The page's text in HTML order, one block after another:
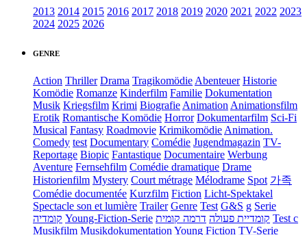
2013 2014 2015 2016 2017 2018 2019 2020 2021 2022 2023
2024 2025 2026
GENRE
Action Thriller Drama TragikomödieAbenteuer Historie
Komödie Romanze Kinderfilm Familie Dokumentation
Musik Kriegsfilm Krimi BiografieAnimationAnimationsfilm
Erotik Romantische Komödie Horror Dokumentarfilm Sci-Fi
Musical Fantasy Roadmovie KrimikomödieAnimation.
Comedy test Documentary Comédie Jugendmagazin TV-
Reportage Biopic Fantastique Documentaire Werbung
Aventure Fernsehfilm Comédie dramatique Drame
Historienfilm Mystery Court métrage Mélodrame Spot 가족
Comédie documentée Kurzfilm Fiction Licht-Spektakel
Spectacle son et lumière Trailer Genre Test G&S g Serie
קומדיה Young-Fiction-Serie קומדיית פעולה דרמה קומית
Test c
Musikfilm MusikdokumentationYoung Fiction TV-Serie